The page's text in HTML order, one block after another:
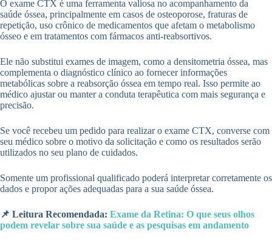
O exame CTX é uma ferramenta valiosa no acompanhamento da
saúde óssea, principalmente em casos de osteoporose, fraturas de
repetição, uso crônico de medicamentos que afetam o metabolismo
ósseo e em tratamentos com fármacos anti-reabsortivos.
Ele não substitui exames de imagem, como a densitometria óssea, mas
complementa o diagnóstico clínico ao fornecer informações
metabólicas sobre a reabsorção óssea em tempo real. Isso permite ao
médico ajustar ou manter a conduta terapêutica com mais segurança e
precisão.
Se você recebeu um pedido para realizar o exame CTX, converse com
seu médico sobre o motivo da solicitação e como os resultados serão
utilizados no seu plano de cuidados.
Somente um profissional qualificado poderá interpretar corretamente os
dados e propor ações adequadas para a sua saúde óssea.
📌 Leitura Recomendada: Exame da Retina: O que seus olhos
podem revelar sobre sua saúde e as pesquisas em andamento